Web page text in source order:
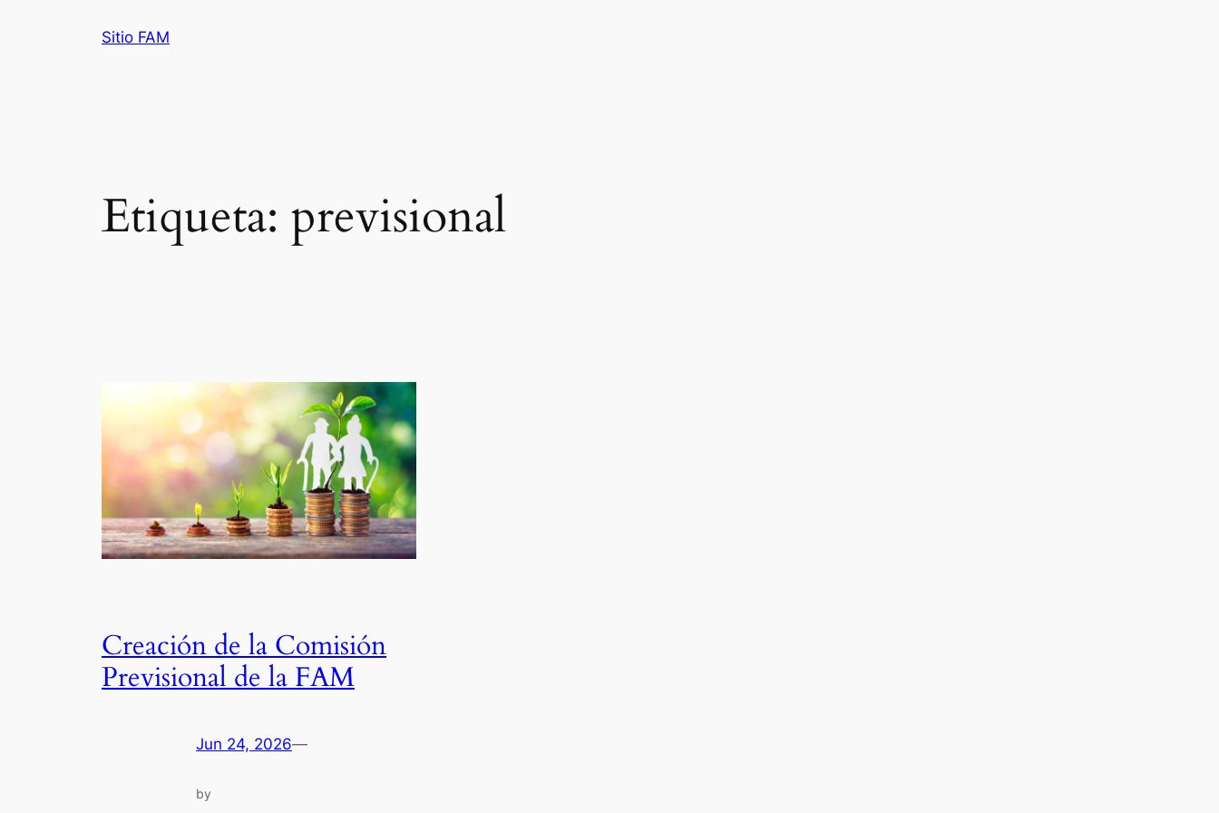
Sitio FAM
Etiqueta: previsional
Creación de la Comisión
Previsional de la FAM
Jun 24, 2026—
by